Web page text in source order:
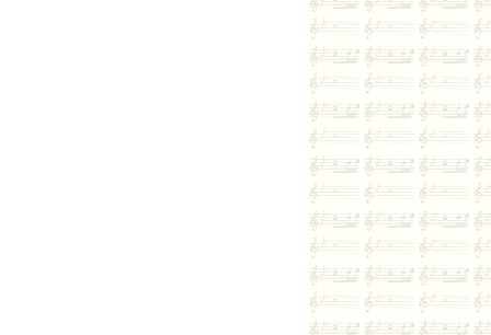
풀 T/C 이벤트뿅뿅